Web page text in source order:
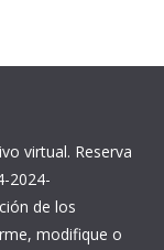
virtual. Reserva
2024-
de los
modifique o